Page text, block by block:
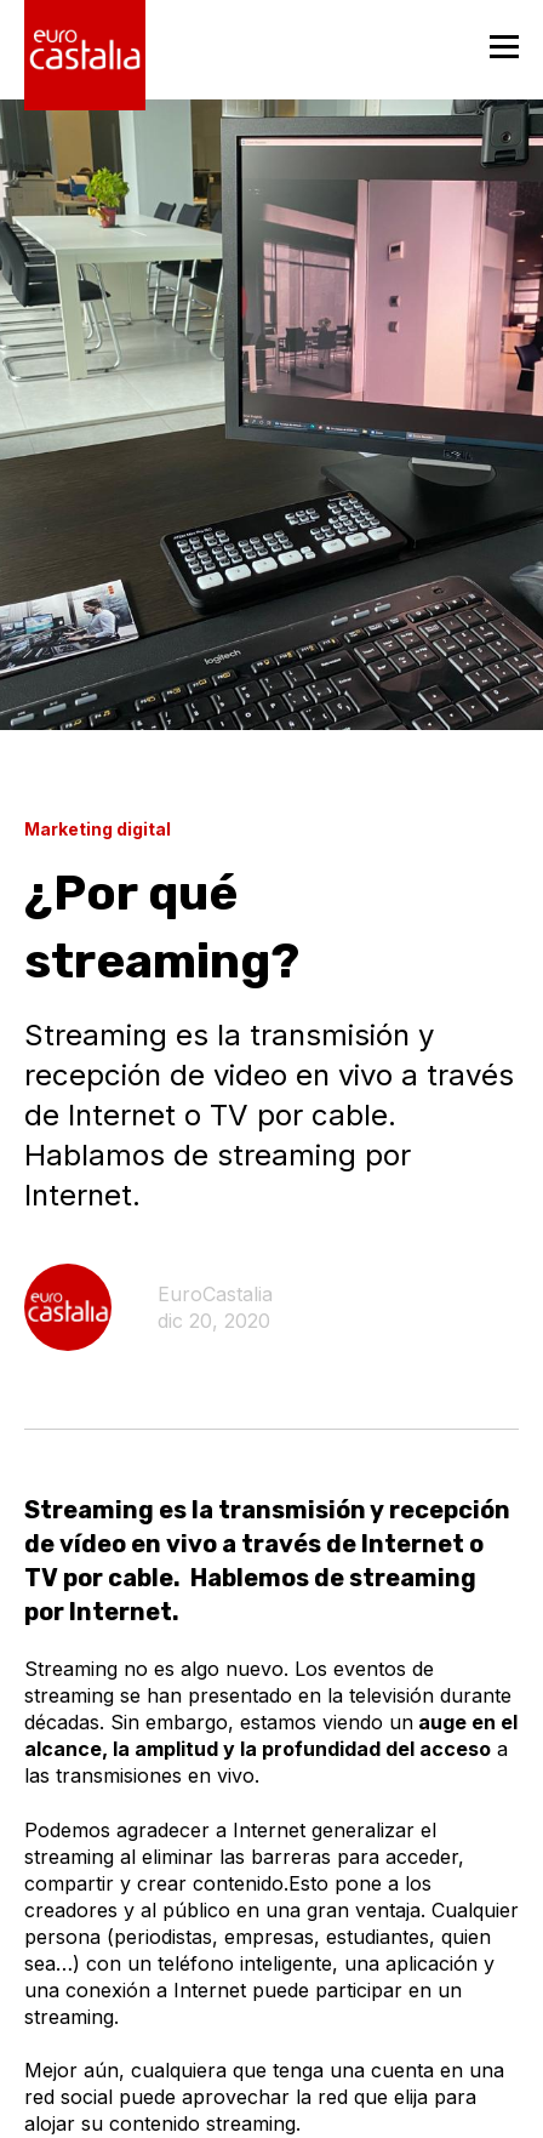
Marketing digital
¿Por qué
streaming?
Streaming es la transmisión y
recepción de video en vivo a través
de Internet o TV por cable.
Hablamos de streaming por
Internet.
EuroCastalia
dic 20, 2020
Streaming es la transmisión y recepción
de vídeo en vivo a través de Internet o
TV por cable. Hablemos de streaming
por Internet.
Streaming no es algo nuevo. Los eventos de
streaming se han presentado en la televisión durante
décadas. Sin embargo, estamos viendo un auge en el
alcance, la amplitud y la profundidad del acceso a
las transmisiones en vivo.
Podemos agradecer a Internet generalizar el
streaming al eliminar las barreras para acceder,
compartir y crear contenido.Esto pone a los
creadores y al público en una gran ventaja. Cualquier
persona (periodistas, empresas, estudiantes, quien
sea…) con un teléfono inteligente, una aplicación y
una conexión a Internet puede participar en un
streaming.
Mejor aún, cualquiera que tenga una cuenta en una
red social puede aprovechar la red que elija para
alojar su contenido streaming.